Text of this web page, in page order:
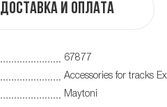
Доставка и оплата
67877
Accessories for tracks
Maytoni